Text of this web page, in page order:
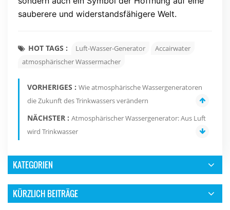
sauberere und widerstandsfähigere Welt.
HOT TAGS : Luft-Wasser-Generator
Accairwater
atmosphärischer Wassermacher
VORHERIGES : Wie atmosphärische Wassergeneratoren
die Zukunft des Trinkwassers verändern
NÄCHSTER : Atmosphärischer Wassergenerator: Aus Luft
wird Trinkwasser
KATEGORIEN
KÜRZLICH BEITRÄGE